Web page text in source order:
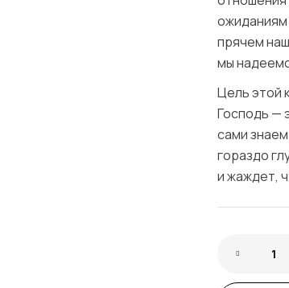
ожиданиям
прячем
мы
Цель этой
Господь —
сами
гораздо
и жаждет,